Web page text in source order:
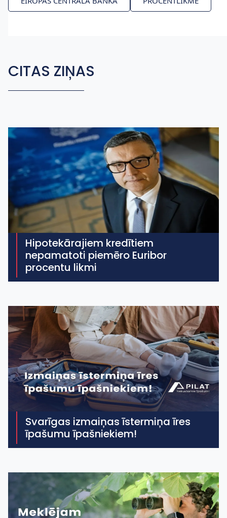
CITAS ZIŅAS
Hipotekārajiem kredītiem
nepamatoti piemēro Euribor
procentu likmi
Svarīgas izmaiņas īstermiņa īres
īpašumu īpašniekiem!